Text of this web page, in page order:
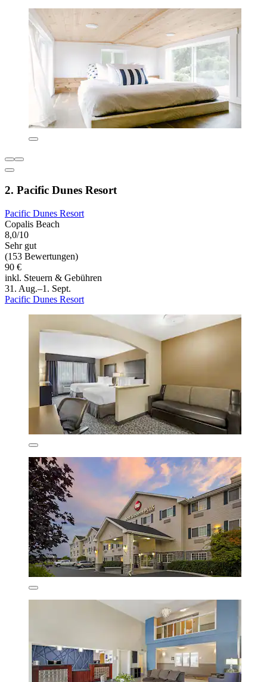
2. Pacific Dunes Resort
Pacific Dunes Resort
Copalis Beach
8,0/10
Sehr gut
(153 Bewertungen)
90 €
inkl. Steuern & Gebühren
31. Aug.–1. Sept.
Pacific Dunes Resort